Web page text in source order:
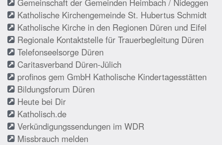
Katholische Kirchengemeinde St. Hubertus Schmidt
Katholische Kirche in den Regionen Düren und Eifel
Regionale Kontaktstelle für Trauerbegleitung Düren
Telefonseelsorge Düren
Caritasverband Düren-Jülich
profinos gem GmbH Katholische Kindertagesstätten
Bildungsforum Düren
Heute bei Dir
Katholisch.de
Verkündigungssendungen im WDR
Missbrauch melden